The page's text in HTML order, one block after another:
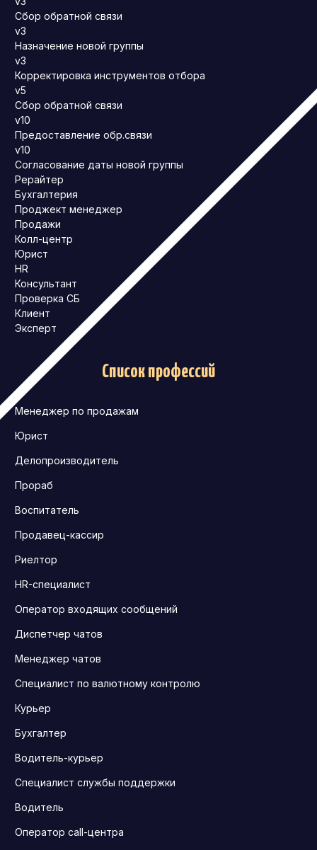
Сбор обратной связи
v3
Назначение новой группы
v3
Корректировка инструментов отбора
v5
Сбор обратной связи
v10
Предоставление обр.связи
v10
Согласование даты новой группы
Рерайтер
Бухгалтерия
Проджект менеджер
Продажи
Колл-центр
Юрист
HR
Консультант
Проверка СБ
Клиент
Эксперт
Список профессий
Менеджер по продажам
Юрист
Делопроизводитель
Прораб
Воспитатель
Продавец-кассир
Риелтор
HR-специалист
Оператор входящих сообщений
Диспетчер чатов
Менеджер чатов
Специалист по валютному контролю
Курьер
Бухгалтер
Водитель-курьер
Специалист службы поддержки
Водитель
Оператор call-центра